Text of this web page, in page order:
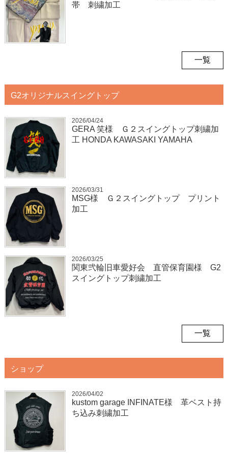
帯 刺繍加工
一覧
G2オリジナルスイングトップ
2026/04/24
GERA 笑様 Ｇ２スイングトップ刺繍加
工 HONDA KAWASAKI YAMAHA
2026/03/31
MSG様 Ｇ２スイングトップ プリント
加工
2026/03/25
関東弐輪旧車愛好会 直管保育園様 G2
スイングトップ刺繍加工
一覧
ショップ
2026/04/02
kustom garage INFINATE様 革ベスト持
ち込み刺繍加工